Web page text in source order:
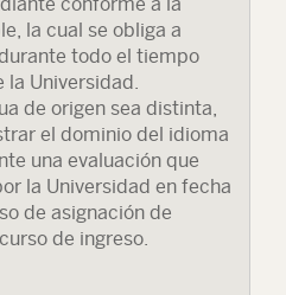
la cual se obliga a
todo el tiempo
la Universidad.
de origen sea distinta,
el dominio del idioma
una evaluación que
la Universidad en fecha
de asignación de
de ingreso.